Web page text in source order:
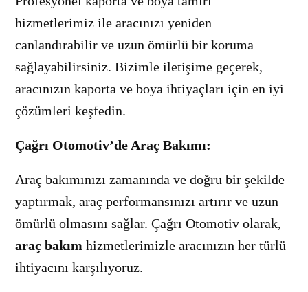
hizmetlerimiz ile aracınızı yeniden
canlandırabilir ve uzun ömürlü bir koruma
sağlayabilirsiniz. Bizimle iletişime geçerek,
aracınızın kaporta ve boya ihtiyaçları için en iyi
çözümleri keşfedin.
Çağrı Otomotiv’de Araç Bakımı:
Araç bakımınızı zamanında ve doğru bir şekilde
yaptırmak, araç performansınızı artırır ve uzun
ömürlü olmasını sağlar. Çağrı Otomotiv olarak,
araç bakım hizmetlerimizle aracınızın her türlü
ihtiyacını karşılıyoruz.